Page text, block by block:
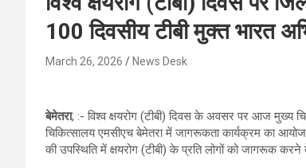
100 दिवसीय टीबी मुक्त भारत
March 26, 2026 News Desk
बेमेतरा, :- विश्व क्षयरोग (टीबी) दिवस के अवसर पर आज मुख्य
चिकित्सालय एमसीएच बेमेतरा में जागरूकता कार्यक्रम का
की उपस्थिति में क्षयरोग (टीबी) के प्रति लोगों को जागरूक करने